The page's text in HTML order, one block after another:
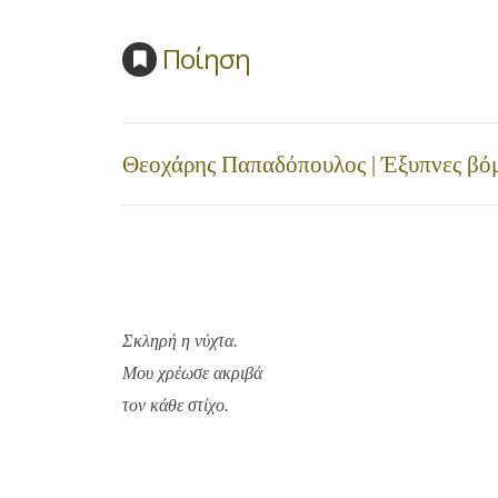
Ποίηση
Θεοχάρης Παπαδόπουλος | Έξυπνες
Σκληρή η νύχτα.
Μου χρέωσε ακριβά
τον κάθε στίχο.